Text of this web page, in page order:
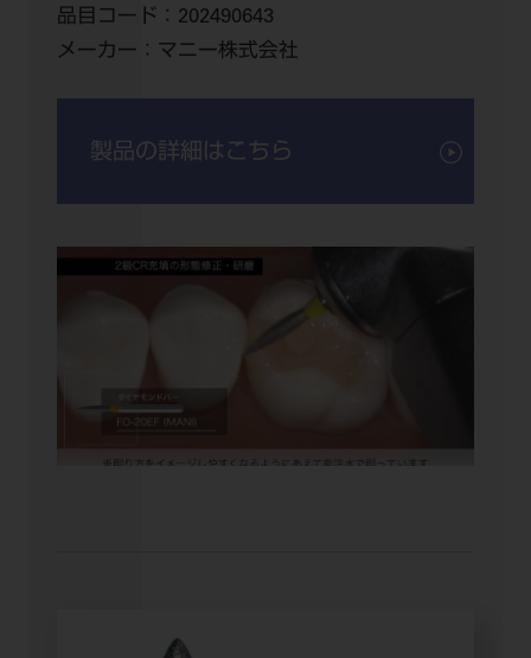
品目コード： 202490643
メーカー：
マニー株式会社
製品の詳細はこちら